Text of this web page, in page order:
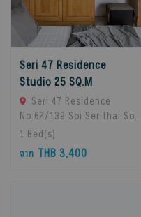
Seri 47 Residence
Studio 25 SQ.M
Seri 47 Residence
No.62/139 Soi Serithai Soi,
Bueng Kum Subdistrict,
Bueng Kum District,
Bangkok, Bangkok, 10240
1 Bed(s)
จาก THB 3,400